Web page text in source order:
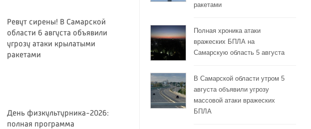
Ревут сирены! В Самарской
области 6 августа объявили
угрозу атаки крылатыми
ракетами
День физкультурника-2026:
полная программа
ракетами
Полная хроника атаки
вражеских БПЛА на
Самарскую область 5 августа
В Самарской области утром 5
августа объявили угрозу
массовой атаки вражеских
БПЛА